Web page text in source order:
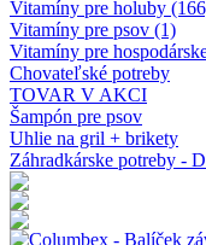
Vitamíny pre holuby
Vitamíny pre psov (1)
Vitamíny pre
Chovateľské potreby
TOVAR V AKCI
Šampón pre psov
Uhlie na gril + brikety
Záhradkárske potreby -